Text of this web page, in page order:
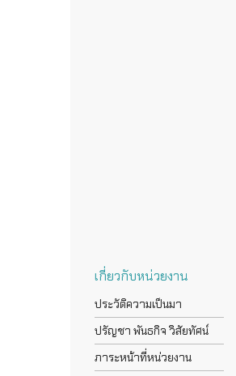
เกี่ยวกับหน่วยงาน
ประวัติความเป็นมา
ปรัญชา พันธกิจ วิสัยทัศน์
ภาระหน้าที่หน่วยงาน